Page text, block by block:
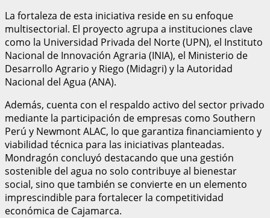
La fortaleza de esta iniciativa reside en su enfoque
multisectorial. El proyecto agrupa a instituciones clave
como la Universidad Privada del Norte (UPN), el Instituto
Nacional de Innovación Agraria (INIA), el Ministerio de
Desarrollo Agrario y Riego (Midagri) y la Autoridad
Nacional del Agua (ANA).
Además, cuenta con el respaldo activo del sector privado
mediante la participación de empresas como Southern
Perú y Newmont ALAC, lo que garantiza financiamiento y
viabilidad técnica para las iniciativas planteadas.
Mondragón concluyó destacando que una gestión
sostenible del agua no solo contribuye al bienestar
social, sino que también se convierte en un elemento
imprescindible para fortalecer la competitividad
económica de Cajamarca.